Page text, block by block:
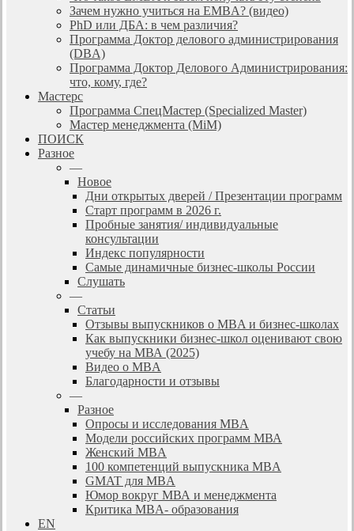
Зачем нужно учиться на EMBA? (видео)
PhD или ДБА: в чем различия?
Программа Доктор делового администрирования
(DBА)
Программа Доктор Делового Администрирования:
что, кому, где?
Мастерс
Программа СпецМастер (Specialized Master)
Мастер менеджмента (MiM)
ПОИСК
Разное
—
Новое
Дни открытых дверей / Презентации программ
Старт программ в 2026 г.
Пробные занятия/ индивидуальные
консультации
Индекс популярности
Самые динамичные бизнес-школы России
Слушать
—
Статьи
Отзывы выпускников о MBA и бизнес-школах
Как выпускники бизнес-школ оценивают свою
учебу на МВА (2025)
Видео о MBA
Благодарности и отзывы
—
Разное
Опросы и исследования MBA
Модели российских программ МВА
Женский MBA
100 компетенций выпускника MBA
GMAT для MBA
Юмор вокруг МВА и менеджмента
Критика MBA- образования
EN